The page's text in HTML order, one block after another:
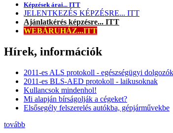
Képzések árai... ITT
JELENTKEZÉS KÉPZÉSRE... ITT
Ajánlatkérés képzésre... ITT
WEBÁRUHÁZ...ITT
Hírek, információk
2011-es ALS protokoll - egészségügyi
2011-es BLS-AED protokoll - laikusoknak
Kullancsok mindenhol!
Mi alapján bírságolják a cégeket?
Elsősegély felszerelés autókba, gépjárművekbe
tovább